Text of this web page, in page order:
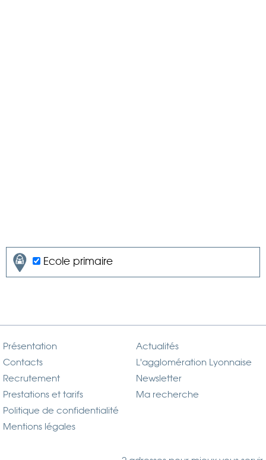
Ecole primaire
Présentation
Contacts
Recrutement
Prestations et tarifs
Politique de confidentialité
Mentions légales
Actualités
L'agglomération Lyonnaise
Newsletter
Ma recherche